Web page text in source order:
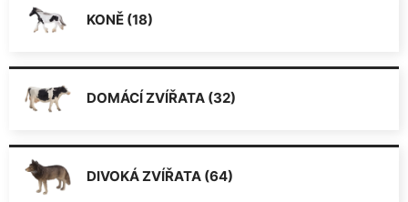
KONĚ (18)
DOMÁCÍ ZVÍŘATA (32)
DIVOKÁ ZVÍŘATA (64)